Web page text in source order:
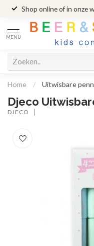
Shop online of in onze
MENU
Home / Uitwisbare
Djeco
DJECO